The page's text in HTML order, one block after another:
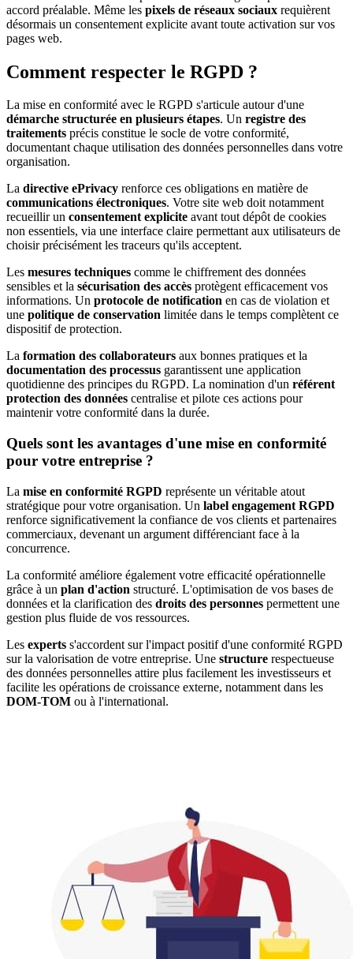
accord préalable. Même les pixels de réseaux sociaux requièrent
désormais un consentement explicite avant toute activation sur vos
pages web.
Comment respecter le RGPD ?
La mise en conformité avec le RGPD s'articule autour d'une
démarche structurée en plusieurs étapes. Un registre des
traitements précis constitue le socle de votre conformité,
documentant chaque utilisation des données personnelles dans votre
organisation.
La directive ePrivacy renforce ces obligations en matière de
communications électroniques. Votre site web doit notamment
recueillir un consentement explicite avant tout dépôt de cookies
non essentiels, via une interface claire permettant aux utilisateurs de
choisir précisément les traceurs qu'ils acceptent.
Les mesures techniques comme le chiffrement des données
sensibles et la sécurisation des accès protègent efficacement vos
informations. Un protocole de notification en cas de violation et
une politique de conservation limitée dans le temps complètent ce
dispositif de protection.
La formation des collaborateurs aux bonnes pratiques et la
documentation des processus garantissent une application
quotidienne des principes du RGPD. La nomination d'un référent
protection des données centralise et pilote ces actions pour
maintenir votre conformité dans la durée.
Quels sont les avantages d'une mise en conformité
pour votre entreprise ?
La mise en conformité RGPD représente un véritable atout
stratégique pour votre organisation. Un label engagement RGPD
renforce significativement la confiance de vos clients et partenaires
commerciaux, devenant un argument différenciant face à la
concurrence.
La conformité améliore également votre efficacité opérationnelle
grâce à un plan d'action structuré. L'optimisation de vos bases de
données et la clarification des droits des personnes permettent une
gestion plus fluide de vos ressources.
Les experts s'accordent sur l'impact positif d'une conformité RGPD
sur la valorisation de votre entreprise. Une structure respectueuse
des données personnelles attire plus facilement les investisseurs et
facilite les opérations de croissance externe, notamment dans les
DOM-TOM ou à l'international.